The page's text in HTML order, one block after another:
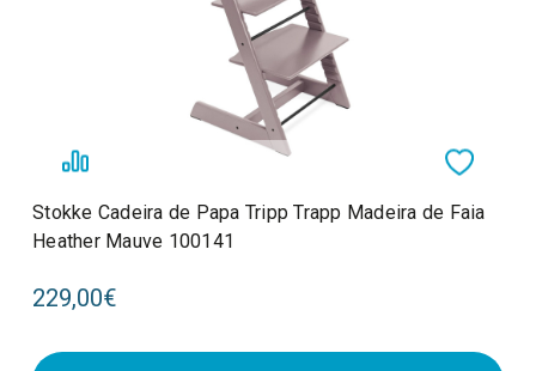
Stokke Cadeira de Papa Tripp Trapp Madeira de Faia
Heather Mauve 100141
229,00€